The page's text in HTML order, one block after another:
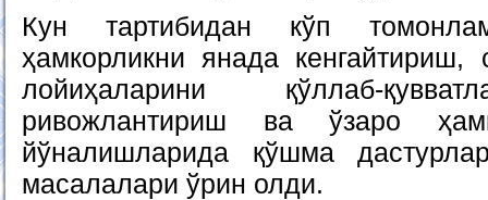
Кун тартибидан кўп
ҳамкорликни янада кенгайтириш,
лойиҳаларини қўллаб-
ривожлантириш ва ўзаро
йўналишларида қўшма
масалалари ўрин олди.